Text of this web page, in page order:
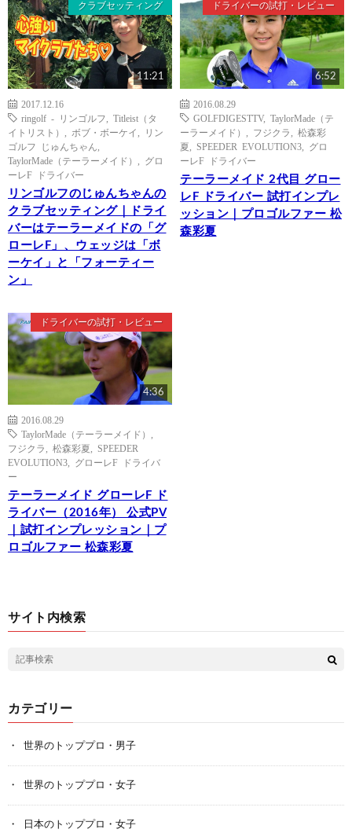
クラブセッティング
11:21
2017.12.16
ringolf - リンゴルフ
Titleist（タ
イトリスト）
ボブ・ボーケイ
リン
ゴルフ じゅんちゃん
TaylorMade（テーラーメイド）
グロ
ーレF ドライバー
リンゴルフのじゅんちゃんの
クラブセッティング｜ドライ
バーはテーラーメイドの「グ
ローレF」、ウェッジは「ボ
ーケイ」と「フォーティー
ン」
ドライバーの試打・レビュー
6:52
2016.08.29
GOLFDIGESTTV, TaylorMade（テ
ーラーメイド）
フジクラ
松森彩
夏
SPEEDER EVOLUTION3
グロ
ーレF ドライバー
テーラーメイド 2代目 グロー
レF ドライバー 試打インプレ
ッション｜プロゴルファー 松
森彩夏
ドライバーの試打・レビュー
4:36
2016.08.29
TaylorMade（テーラーメイド）
フジクラ
松森彩夏
SPEEDER
EVOLUTION3
グローレF ドライバ
ー
テーラーメイド グローレF ド
ライバー（2016年） 公式PV
｜試打インプレッション｜プ
ロゴルファー 松森彩夏
サイト内検索
カテゴリー
世界のトッププロ・男子
世界のトッププロ・女子
日本のトッププロ・女子